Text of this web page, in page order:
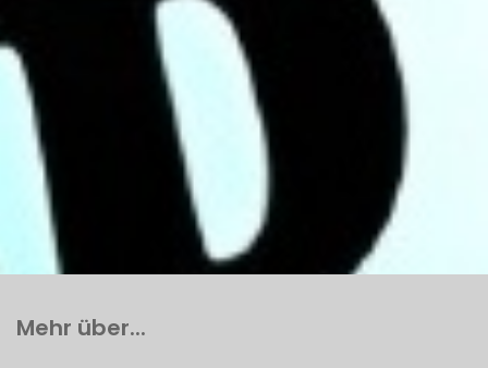
Mehr über...